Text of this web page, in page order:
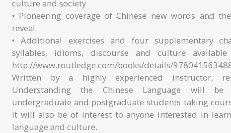
culture and society
• Pioneering coverage of Chinese new words and
reveal
• Additional exercises and four supplementary
syllables, idioms, discourse and culture
http://www.routledge.com/books/details/
Written by a highly experienced instructor,
Understanding the Chinese Language will
undergraduate and postgraduate students taking
It will also be of interest to anyone interested in
language and culture.